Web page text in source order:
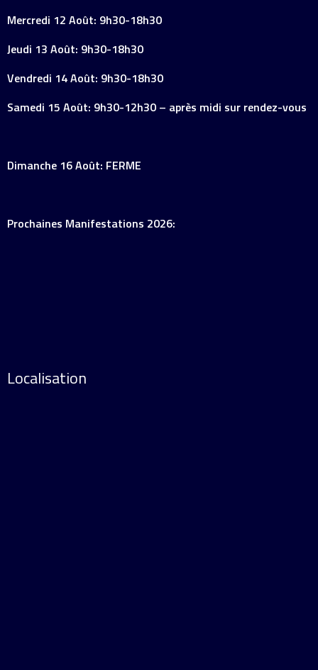
Mercredi 12 Août: 9h30-18h30
Jeudi 13 Août: 9h30-18h30
Vendredi 14 Août: 9h30-18h30
Samedi 15 Août: 9h30-12h30 – après midi sur rendez-vous
Dimanche 16 Août: FERME
Prochaines Manifestations 2026:
Localisation